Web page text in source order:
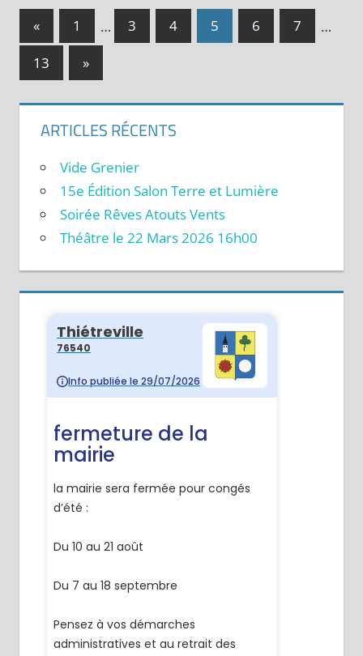
Navigation
des
articles
« Publications
précédentes :
1 … 3 4 5 6 7
…
13
Publications
suivantes :
»
ARTICLES RÉCENTS
Vide Grenier
15e Édition Salon Terre et Lumière
Soirée Rêves Atouts Vents
Théâtre le 22 Mars 2026 16h00